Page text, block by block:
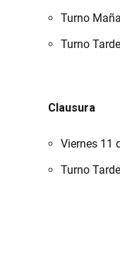
Turno
Turno
Clausura
Viernes 11
Turno